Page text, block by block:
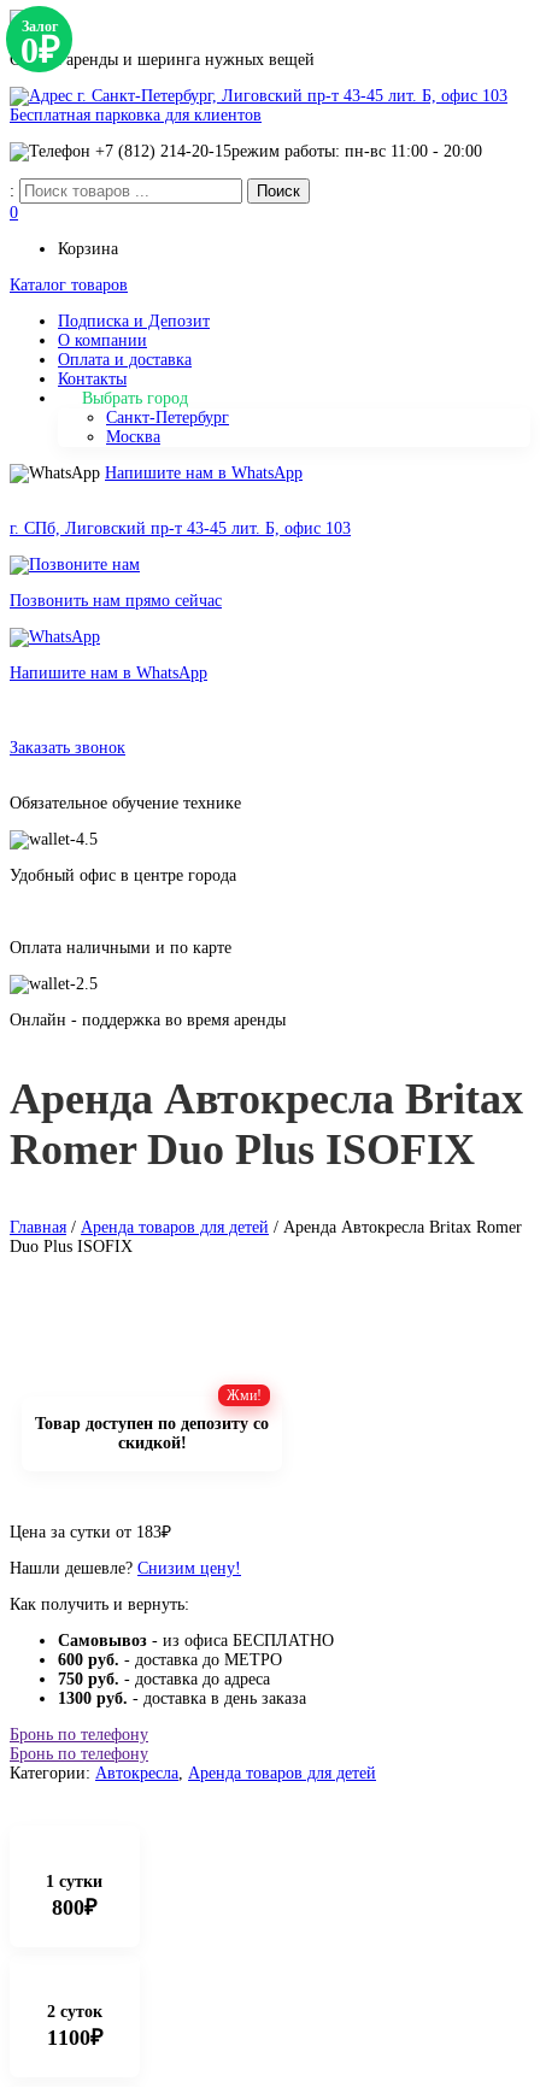
Сервис аренды и шеринга нужных вещей
г. Санкт-Петербург, Лиговский пр-т 43-45 лит. Б, офис 103
Бесплатная парковка для клиентов
+7 (812) 214-20-15режим работы: пн-вс 11:00 - 20:00
:
0
Корзина
Каталог товаров
Подписка и Депозит
О компании
Оплата и доставка
Контакты
Выбрать город
Санкт-Петербург
Москва
Напишите нам в WhatsApp
г. СПб, Лиговский пр-т 43-45 лит. Б, офис 103
Позвонить нам прямо сейчас
Напишите нам в WhatsApp
Заказать звонок
Обязательное обучение технике
Удобный офис в центре города
Оплата наличными и по карте
Онлайн - поддержка во время аренды
Аренда Автокресла Britax
Romer Duo Plus ISOFIX
Главная / Аренда товаров для детей / Аренда Автокресла Britax Romer
Duo Plus ISOFIX
Залог
0₽
Товар доступен по депозиту со
скидкой!
Цена за сутки от 183₽
Нашли дешевле? Снизим цену!
Как получить и вернуть:
Самовывоз - из офиса БЕСПЛАТНО
600 руб. - доставка до МЕТРО
750 руб. - доставка до адреса
1300 руб. - доставка в день заказа
Бронь по телефону
Бронь по телефону
Категории: Автокресла, Аренда товаров для детей
1 сутки
800₽
2 суток
1100₽